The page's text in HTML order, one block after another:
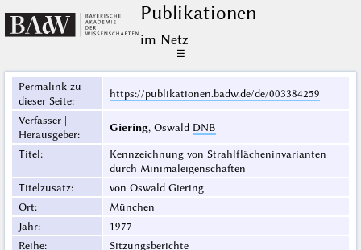
Publikationen
im Netz
☰
Permalink zu
dieser Seite:
https://publikationen.badw.de/de/003384259
Verfasser |
Herausgeber:
Giering, Oswald DNB
Titel:
Kennzeichnung von Strahlflächeninvarianten
durch Minimaleigenschaften
Titelzusatz:
von Oswald Giering
Ort:
München
Jahr:
1977
Reihe:
Sitzungsberichte